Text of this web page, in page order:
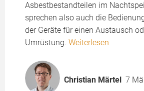
Asbestbestandteilen im
sprechen also auch die
der Geräte für einen Austausch
Umrüstung. Weiterlesen
Christian Märtel 7